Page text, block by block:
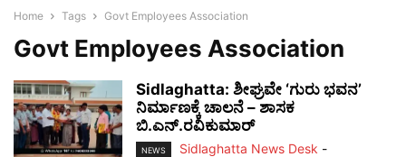
Home Tags Govt Employees Association
Govt Employees Association
Sidlaghatta: ಶೀಘ್ರವೇ ‘ಗುರು ಭವನ’
ನಿರ್ಮಾಣಕ್ಕೆ ಚಾಲನೆ – ಶಾಸಕ
ಬಿ.ಎನ್.ರವಿಕುಮಾರ್
NEWS Sidlaghatta News Desk -